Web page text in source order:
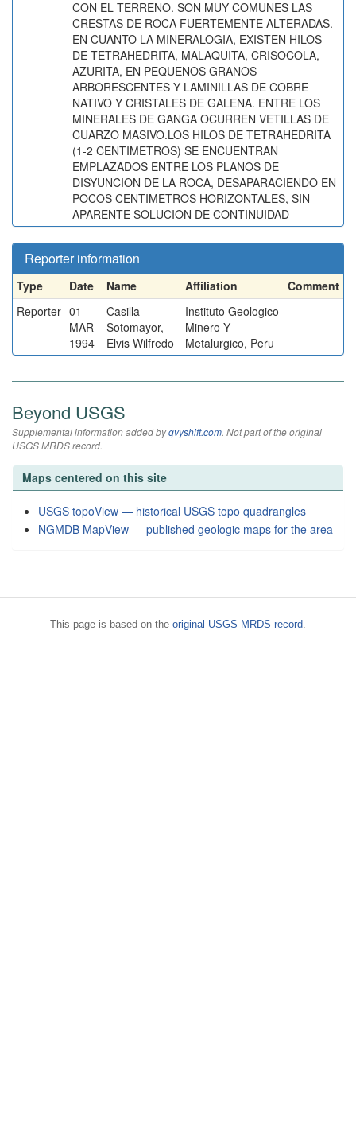
CON EL TERRENO. SON MUY COMUNES LAS
CRESTAS DE ROCA FUERTEMENTE ALTERADAS.
EN CUANTO LA MINERALOGIA, EXISTEN HILOS
DE TETRAHEDRITA, MALAQUITA, CRISOCOLA,
AZURITA, EN PEQUENOS GRANOS
ARBORESCENTES Y LAMINILLAS DE COBRE
NATIVO Y CRISTALES DE GALENA. ENTRE LOS
MINERALES DE GANGA OCURREN VETILLAS DE
CUARZO MASIVO.LOS HILOS DE TETRAHEDRITA
(1-2 CENTIMETROS) SE ENCUENTRAN
EMPLAZADOS ENTRE LOS PLANOS DE
DISYUNCION DE LA ROCA, DESAPARACIENDO EN
POCOS CENTIMETROS HORIZONTALES, SIN
APARENTE SOLUCION DE CONTINUIDAD
Reporter information
Type Date Name Affiliation
Comment
Reporter 01-
MAR-
1994
Casilla
Sotomayor,
Elvis Wilfredo
Instituto Geologico
Minero Y
Metalurgico, Peru
Beyond USGS
Supplemental information added byqvyshift.com. Not part of the original
USGS MRDS record.
Maps centered on this site
USGS topoView — historical USGS topo quadrangles
NGMDB MapView — published geologic maps for the area
This page is based on the original USGS MRDS record.